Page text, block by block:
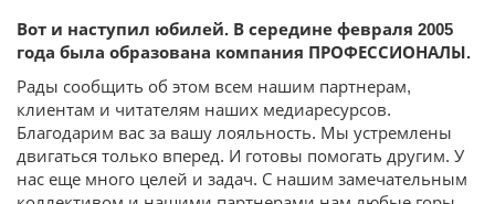
Вот и наступил юбилей. В середине февраля 2005
года была образована компания ПРОФЕССИОНАЛЫ.
Рады сообщить об этом всем нашим партнерам,
клиентам и читателям наших медиаресурсов.
Благодарим вас за вашу лояльность. Мы устремлены
двигаться только вперед. И готовы помогать другим. У
нас еще много целей и задач. С нашим замечательным